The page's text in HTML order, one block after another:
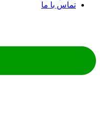
با ما